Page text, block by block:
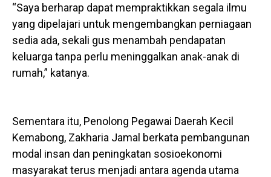
“Saya berharap dapat mempraktikkan segala ilmu
yang dipelajari untuk mengembangkan perniagaan
sedia ada, sekali gus menambah pendapatan
keluarga tanpa perlu meninggalkan anak-anak di
rumah,” katanya.
Sementara itu, Penolong Pegawai Daerah Kecil
Kemabong, Zakharia Jamal berkata pembangunan
modal insan dan peningkatan sosioekonomi
masyarakat terus menjadi antara agenda utama